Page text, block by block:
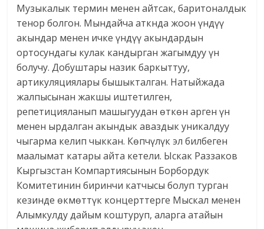
Музыкалык термин менен айтсак, баритоналдык
тенор болгон. Мындайча аткнда жоон үндүү
акындар менен ичке үндүү акындардын
ортосундагы кулак кандырган жагымдуу үн
болучу. Добуштары назик баркыттуу,
артикуляциялары бышыкталган. Натыйжада
жалпысынан жакшы иштетилген,
репетицияланып машыгуудан өткөн арген үн
менен ырдалган акындык аваздык уникалдуу
чыгарма келип чыккан. Көпчүлүк эл билбеген
маалымат катары айта кетели. Ыскак Раззаков
Кыргызстан Компартиясынын Борбордук
Комитетинин биринчи катчысы болуп турган
кезинде өкмөттүк концерттерге Мыскал менен
Алымкулду дайым коштуруп, аларга атайын